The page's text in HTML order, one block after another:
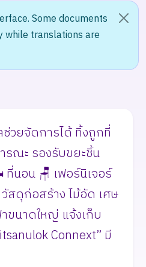
Some documents
while translations are
วยจัดการได้ ทิ้งถูกที่
รณะ รองรับขยะชิ้น
นอน 🪑 เฟอร์นิเจอร์
วัสดุก่อสร้าง ไม้อัด เศษ
ขนาดใหญ่ แจ้งเก็บ
Connext” มี